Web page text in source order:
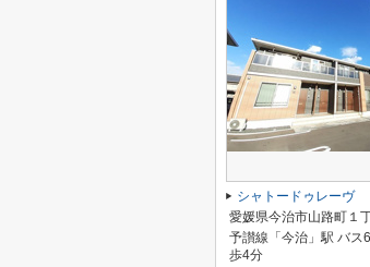
シャトードゥレーヴ
愛媛県今治市山路町１
予讃線「今治」駅 バス
歩4分